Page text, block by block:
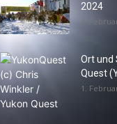
2024
4.
Ort und
Quest
1.